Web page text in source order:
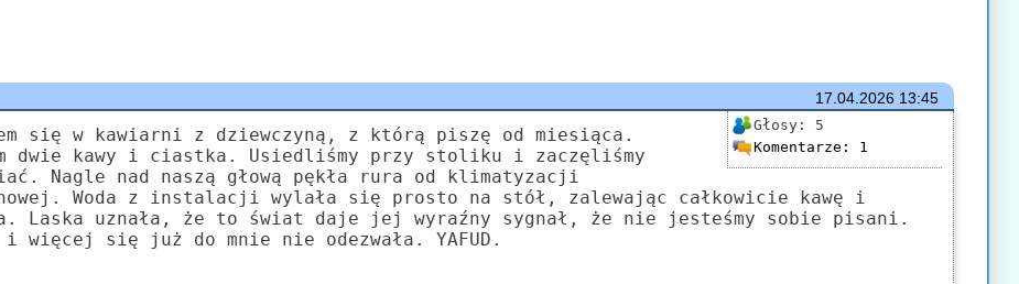
17.04.202613:45
Głosy: 5
Komentarze: 1
się w kawiarni z dziewczyną, z którą piszę od miesiąca.
dwie kawy i ciastka. Usiedliśmy przy stoliku i zaczęliśmy
Nagle nad naszą głową pękła rura od klimatyzacji
Woda z instalacji wylała się prosto na stół, zalewając całkowicie kawę i
Laska uznała, że to świat daje jej wyraźny sygnał, że nie jesteśmy sobie pisani.
i więcej się już do mnie nie odezwała. YAFUD.